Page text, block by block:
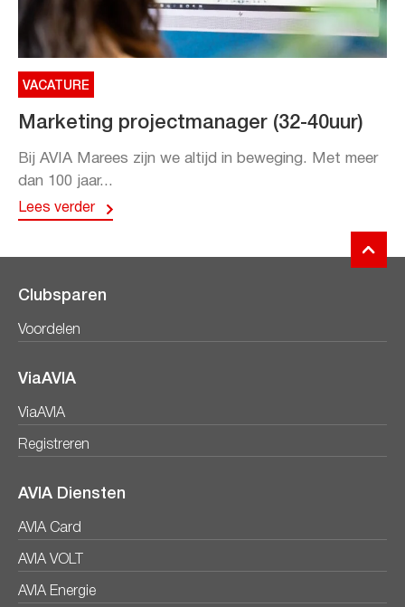
VACATURE
Marketing projectmanager (32-40uur)
Bij AVIA Marees zijn we altijd in beweging. Met meer
dan 100 jaar...
Lees verder
Clubsparen
Voordelen
ViaAVIA
ViaAVIA
Registreren
AVIA Diensten
AVIA Card
AVIA VOLT
AVIA Energie